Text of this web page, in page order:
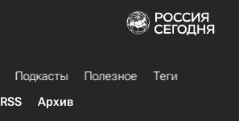
Подкасты Полезное
Теги
RSS Архив